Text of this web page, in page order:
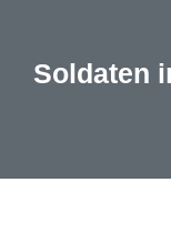
Soldaten